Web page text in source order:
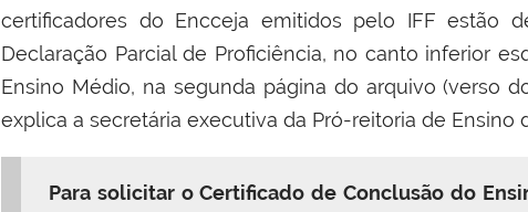
certificadores do Encceja emitidos pelo IFF estão
Declaração Parcial de Proficiência, no canto inferior
Ensino Médio, na segunda página do arquivo (verso
explica a secretária executiva da Pró-reitoria de Ensino
Para solicitar o Certificado de Conclusão do